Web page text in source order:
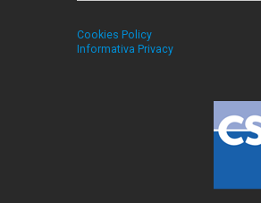
Cookies Policy
Informativa Privacy